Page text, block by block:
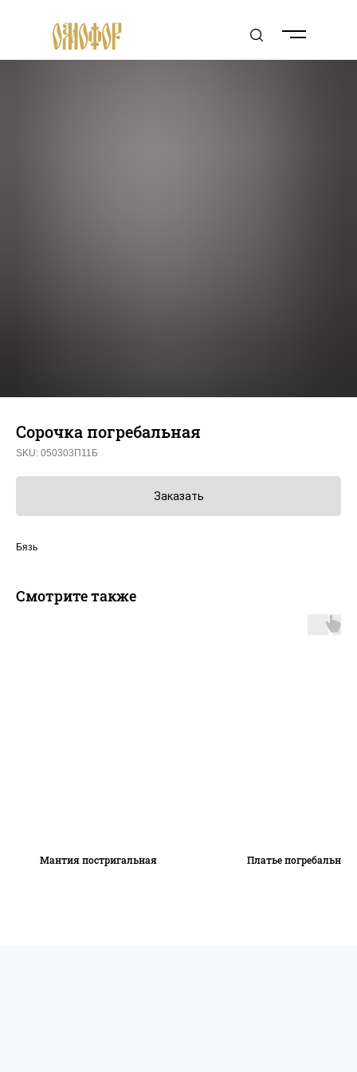
Сорочка погребальная
SKU: 050303П11Б
Заказать
Бязь
Смотрите также
Мантия постригальная Платье погребальное